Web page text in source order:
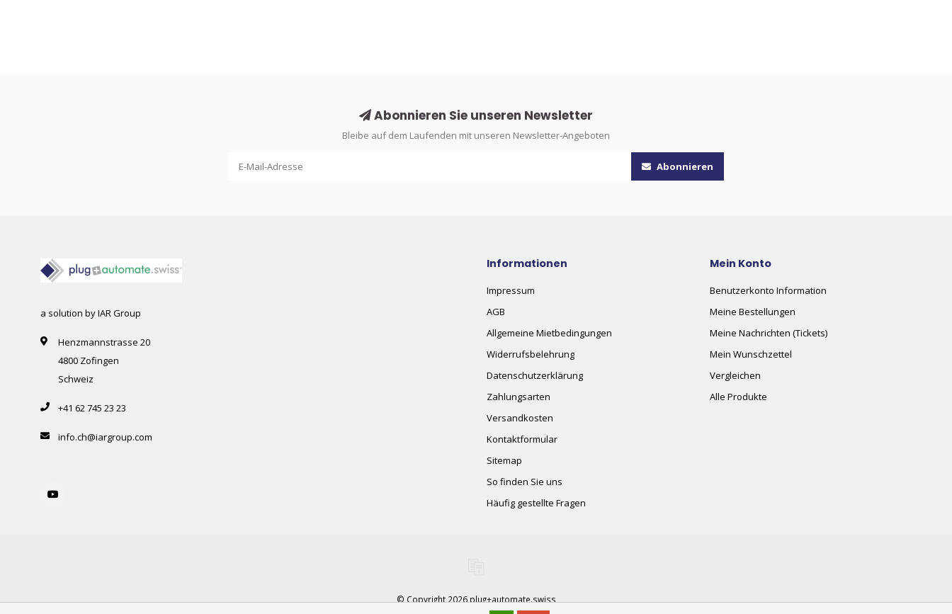
Abonnieren Sie unseren Newsletter
Bleibe auf dem Laufenden mit unseren Newsletter-Angeboten
Abonnieren
a solution by IAR Group
Henzmannstrasse 20
4800 Zofingen
Schweiz
+41 62 745 23 23
info.ch@iargroup.com
Informationen
Impressum
AGB
Allgemeine Mietbedingungen
Widerrufsbelehrung
Datenschutzerklärung
Zahlungsarten
Versandkosten
Kontaktformular
Sitemap
So finden Sie uns
Häufig gestellte Fragen
Mein Konto
Benutzerkonto Information
Meine Bestellungen
Meine Nachrichten (Tickets)
Mein Wunschzettel
Vergleichen
Alle Produkte
© Copyright 2026 plug+automate.swiss